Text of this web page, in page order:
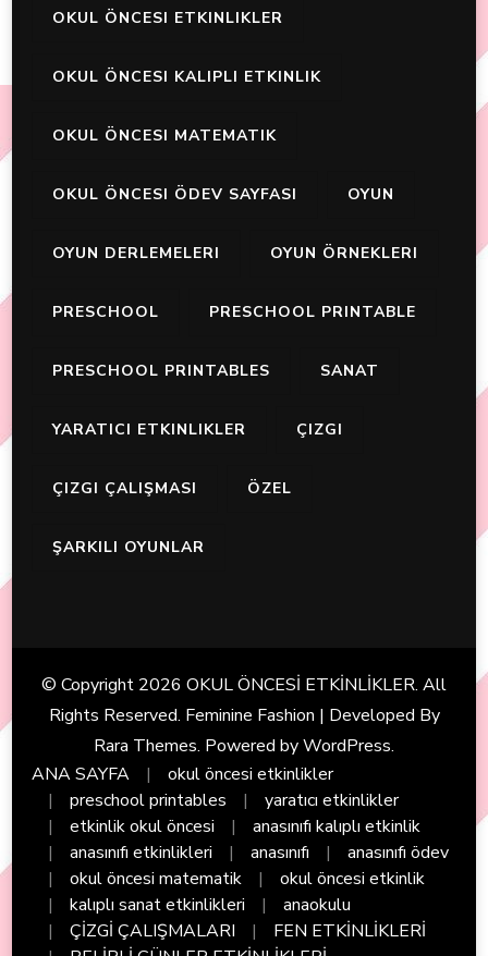
OKUL ÖNCESI ETKINLIKLER
OKUL ÖNCESI KALIPLI ETKINLIK
OKUL ÖNCESI MATEMATIK
OKUL ÖNCESI ÖDEV SAYFASI OYUN
OYUN DERLEMELERI OYUN ÖRNEKLERI
PRESCHOOL PRESCHOOL PRINTABLE
PRESCHOOL PRINTABLES SANAT
YARATICI ETKINLIKLER ÇIZGI
ÇIZGI ÇALIŞMASI ÖZEL
ŞARKILI OYUNLAR
© Copyright 2026 OKUL ÖNCESİ ETKİNLİKLER. All
Rights Reserved. Feminine Fashion | Developed By
Rara Themes. Powered byWordPress.
ANA SAYFA
okul öncesi etkinlikler
preschool printables
yaratıcı etkinlikler
etkinlik okul öncesi
anasınıfı kalıplı etkinlik
anasınıfı etkinlikleri
anasınıfı
anasınıfı ödev
okul öncesi matematik
okul öncesi etkinlik
kalıplı sanat etkinlikleri
anaokulu
ÇİZGİ ÇALIŞMALARI
FEN ETKİNLİKLERİ